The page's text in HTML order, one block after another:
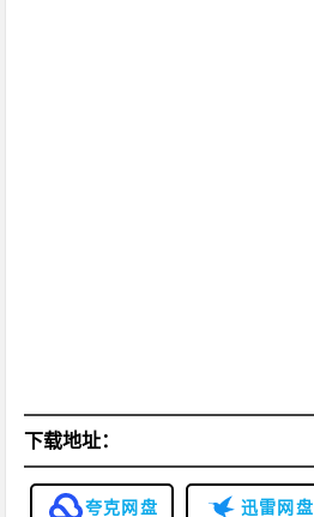
下载地址：
夸克网盘 迅雷网盘